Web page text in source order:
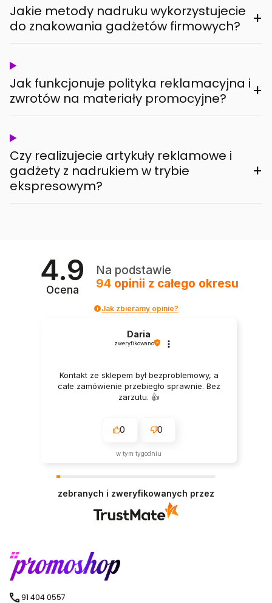
Jakie metody nadruku wykorzystujecie
do znakowania gadżetów firmowych?
+
Jak funkcjonuje polityka reklamacyjna i
zwrotów na materiały promocyjne?
+
Czy realizujecie artykuły reklamowe i
gadżety z nadrukiem w trybie
ekspresowym?
+
4.9
Ocena
Na podstawie
94 opinii z całego okresu
Jak zbieramy opinie?
Daria
zweryfikowano
Kontakt ze sklepem był bezproblemowy, a
całe zamówienie przebiegło sprawnie. Bez
zarzutu. 👍️
0 0
w tym tygodniu
zebranych i zweryfikowanych przez
91 404 0557